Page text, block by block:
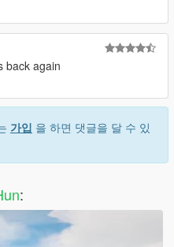
back again
가입 을 하면 댓글을 달 수 있
: